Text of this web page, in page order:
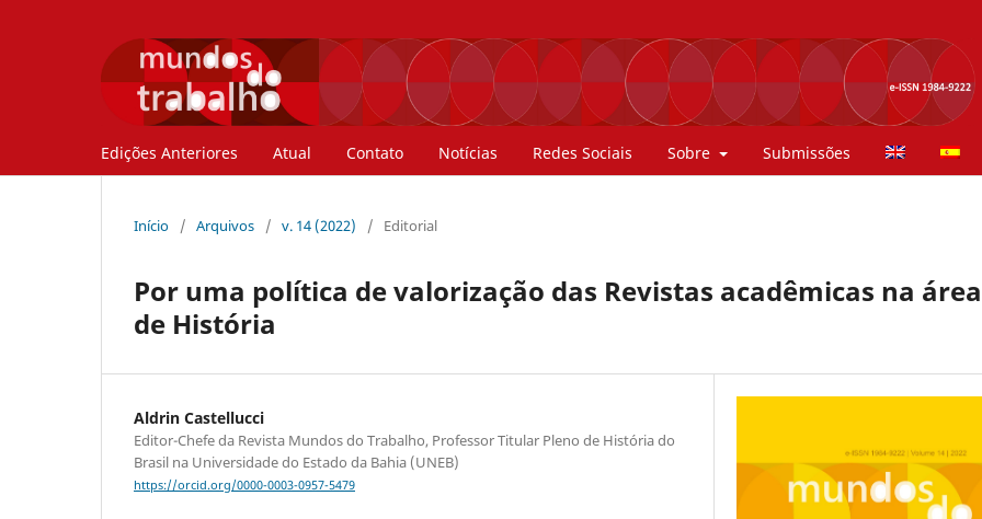
Edições Anteriores Atual Contato Notícias Redes Sociais Sobre Submissões
Início / Arquivos / v. 14 (2022) / Editorial
Por uma política de valorização das Revistas acadêmicas na área
de História
Aldrin Castellucci
Editor-Chefe da Revista Mundos do Trabalho, Professor Titular Pleno de História do
Brasil na Universidade do Estado da Bahia (UNEB)
https://orcid.org/0000-0003-0957-5479